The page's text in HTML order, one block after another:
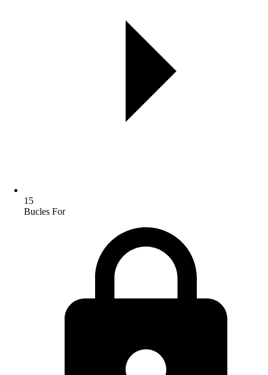
15
Bucles For